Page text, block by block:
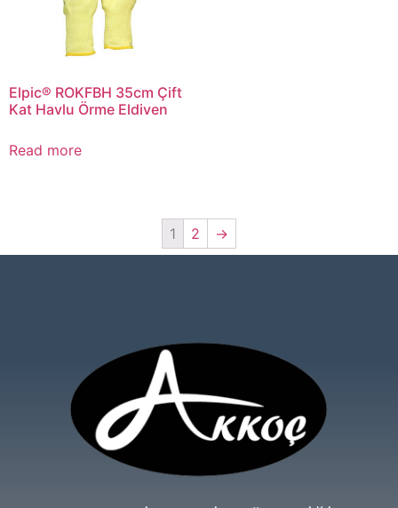
Elpic® ROKFBH 35cm Çift
Kat Havlu Örme Eldiven
Read more
1 2 →